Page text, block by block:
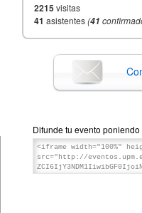
2215visitas
41 asistentes(41
Difunde tu evento